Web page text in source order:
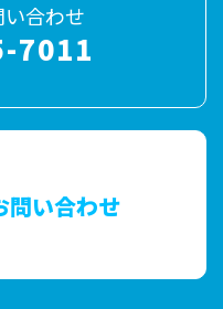
合わせ
7011
問い合わせ